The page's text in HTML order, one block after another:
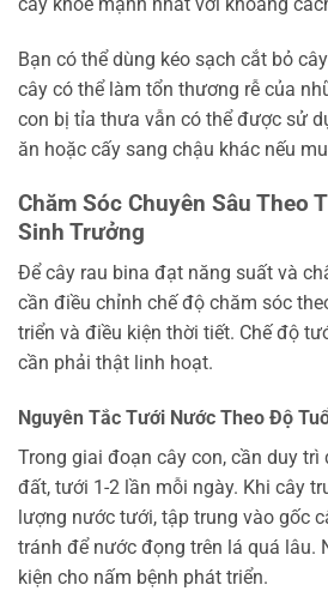
Bạn có thể dùng kéo sạch cắt bỏ
cây có thể làm tổn thương rễ của
con bị tỉa thưa vẫn có thể được sử
ăn hoặc cấy sang chậu khác nếu
Chăm Sóc Chuyên Sâu Theo
Sinh Trưởng
Để cây rau bina đạt năng suất và
cần điều chỉnh chế độ chăm sóc
triển và điều kiện thời tiết. Chế độ
cần phải thật linh hoạt.
Nguyên Tắc Tưới Nước Theo Độ
Trong giai đoạn cây con, cần duy
đất, tưới 1-2 lần mỗi ngày. Khi cây
lượng nước tưới, tập trung vào gốc
tránh để nước đọng trên lá quá lâu.
kiện cho nấm bệnh phát triển.